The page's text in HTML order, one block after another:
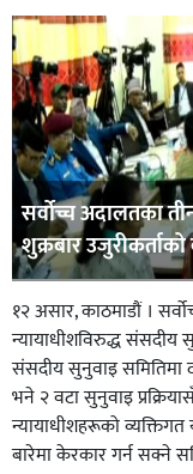
सर्वोच्च अदालतका
शुक्रबार
१२ असार, काठमाडौं ।
न्यायाधीशविरुद्ध संसदीय
संसदीय सुनुवाइ समितिमा
भने २ वटा सुनुवाइ
न्यायाधीशहरूको
बारेमा केरकार गर्न सक्ने